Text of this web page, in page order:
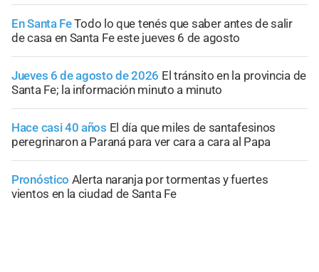
En Santa FeTodo lo que tenés que saber antes de salir
de casa en Santa Fe este jueves 6 de agosto
Jueves 6 de agosto de 2026 El tránsito en la provincia de
Santa Fe; la información minuto a minuto
Hace casi 40 años El día que miles de santafesinos
peregrinaron a Paraná para ver cara a cara al Papa
Pronóstico Alerta naranja por tormentas y fuertes
vientos en la ciudad de Santa Fe